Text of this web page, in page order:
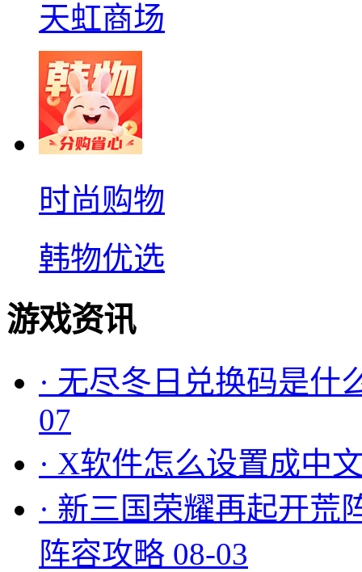
天虹商场
时尚购物
韩物优选
游戏资讯
· 无尽冬日兑换码是什
07
· X软件怎么设置成中
· 新三国荣耀再起开荒
阵容攻略 08-03